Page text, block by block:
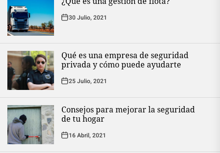
30 Julio, 2021
Qué es una empresa de seguridad
privada y cómo puede ayudarte
25 Julio, 2021
Consejos para mejorar la seguridad
de tu hogar
16 Abril, 2021